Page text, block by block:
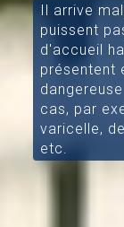
Il arrive
puissent
d'accueil
présentent
cas, par
varicelle,
etc.